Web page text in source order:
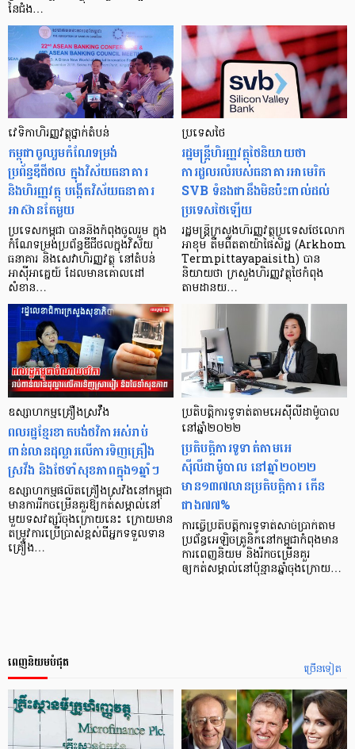
នៃជំង…
វេទិកា​ហិរញ្ញវត្ថុថ្នាក់តំបន់
កម្ពុជាចូលរួមកំណែទម្រង់
ប្រព័ន្ធឌីជីថល ក្នុងវិស័យធនាគារ
និងហិរញ្ញវត្ថុ បង្កើតវិស័យធនាគារ
អាស៊ានតែមួយ
ប្រទេសកម្ពុជា បាននិងកំពុងចូលរួម ក្នុង
កំណែទម្រង់ប្រព័ន្ធឌីជីថលក្នុងវិស័យ
ធនាគារ និងសេវាហិរញ្ញវត្ថុ នៅតំបន់
អាស៊ីអាគ្នេយ៍ ដែលមានគោលដៅ
សំខាន…
ប្រទេសថៃ
រដ្ឋមន្ត្រីហិរញ្ញវត្ថុថៃនិយាយថា
ការដួលរលំរបស់ធនាគារអាមេរិក
SVB ទំនងជានឹងមិនប៉ះពាល់ដល់
ប្រទេសថៃឡើយ
រដ្ឋមន្ត្រីក្រសួងហិរញ្ញវត្ថុប្រទេសថៃលោក
អាខុម តឺមពីតតាយ៉ាផៃសិដ្ឋ (Arkhom
Termpittayapaisith) បាន
និយាយថា ក្រសួងហិរញ្ញវត្ថុថៃកំពុង
តាមដានយ…
ឧស្សាហកម្មគ្រឿងស្រវឹង
ពលរដ្ឋខ្មែរខាតបង់ថវិកាអស់រាប់
ពាន់លានដុល្លារលើការទិញគ្រឿង
ស្រវឹង និងថែទាំសុខភាពក្នុង១ឆ្នាំៗ
ឧស្សាហកម្មផលិតគ្រឿងស្រវឹងនៅកម្ពុជា
មានការរីកចម្រើនគួរឱ្យកត់សម្គាល់នៅ
មួយទសវត្សរ៍ចុងក្រោយនេះ ក្រោយមាន
តម្រូវការប្រើប្រាស់ខ្ពស់ពីអ្នកទទួលទាន
គ្រឿង…
ប្រតិបត្តិការទូទាត់តាមអេស៊ីលីដាម៉ូបាល
នៅឆ្នាំ២០២២
ប្រតិបត្តិការទូទាត់តាមអេ
ស៊ីលីដាម៉ូបាល នៅឆ្នាំ២០២២
មាន១៣៧លានប្រតិបត្តិការ កើន
ជាង៧៧%
ការធ្វើប្រតិបត្តិការទូទាត់សាច់ប្រាក់តាម
ប្រព័ន្ធអេឡិចត្រូនិកនៅកម្ពុជាកំពុងមាន
ការពេញនិយម និងរីកចម្រើនគួរ
ឲ្យកត់សម្គាល់នៅប៉ុន្មានឆ្នាំចុងក្រោយ…
ច្រើនទៀត
ពេញនិយមបំផុត